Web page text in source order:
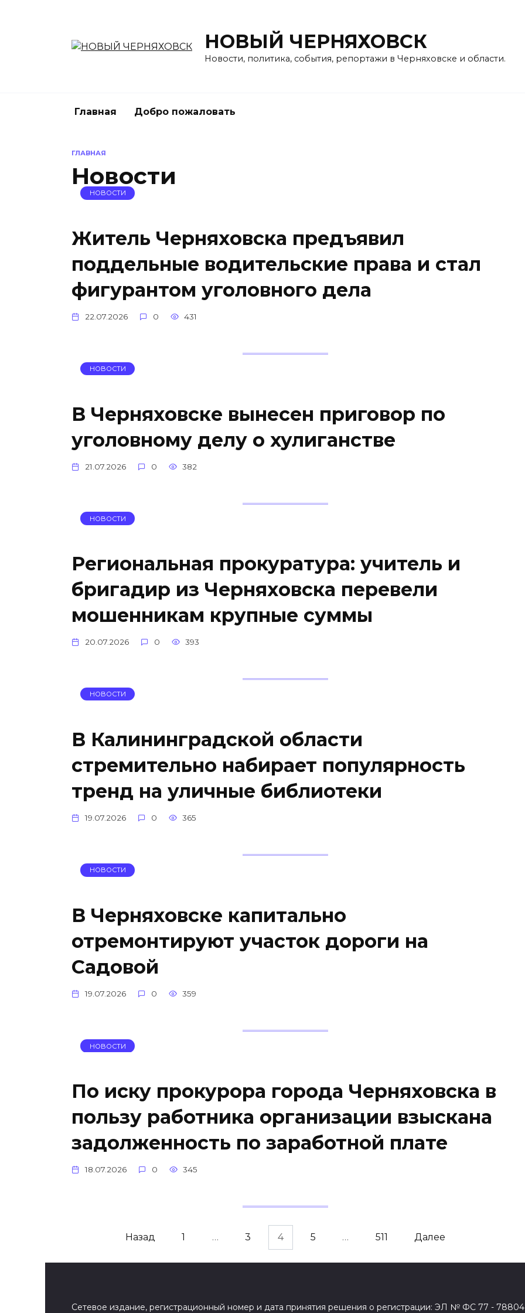
НОВЫЙ ЧЕРНЯХОВСК
Новости, политика, события, репортажи в Черняховске и области.
Главная Добро пожаловать
ГЛАВНАЯ
Новости
НОВОСТИ
Житель Черняховска предъявил
поддельные водительские права и стал
фигурантом уголовного дела
22.07.2026 0 431
НОВОСТИ
В Черняховске вынесен приговор по
уголовному делу о хулиганстве
21.07.2026 0 382
НОВОСТИ
Региональная прокуратура: учитель и
бригадир из Черняховска перевели
мошенникам крупные суммы
20.07.2026 0 393
НОВОСТИ
В Калининградской области
стремительно набирает популярность
тренд на уличные библиотеки
19.07.2026 0 365
НОВОСТИ
В Черняховске капитально
отремонтируют участок дороги на
Садовой
19.07.2026 0 359
НОВОСТИ
По иску прокурора города Черняховска в
пользу работника организации взыскана
задолженность по заработной плате
18.07.2026 0 345
ПагинацияНазад 1 … 3 4 5 … 511 Далее
Сетевое издание, регистрационный номер и дата принятия решения о регистрации: ЭЛ № ФС 77 -